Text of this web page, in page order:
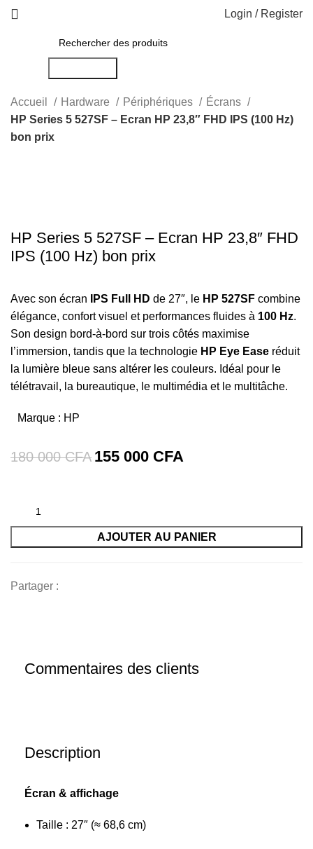
Login / Register
Accueil Hardware Périphériques
Écrans
HP Series 5 527SF – Ecran HP 23,8″ FHD IPS (100 Hz)
bon prix
HP Series 5 527SF – Ecran HP 23,8″ FHD
IPS (100 Hz) bon prix
Avec son écran IPS Full HD de 27″, le HP 527SF combine
élégance, confort visuel et performances fluides à 100 Hz.
Son design bord-à-bord sur trois côtés maximise
l’immersion, tandis que la technologie HP Eye Ease réduit
la lumière bleue sans altérer les couleurs. Idéal pour le
télétravail, la bureautique, le multimédia et le multitâche.
Marque : HP
180 000CFA 155 000 CFA
AJOUTER AU PANIER
Partager :
Description
Écran & affichage
Taille : 27″ (≈ 68,6 cm)
Commentaires des clients